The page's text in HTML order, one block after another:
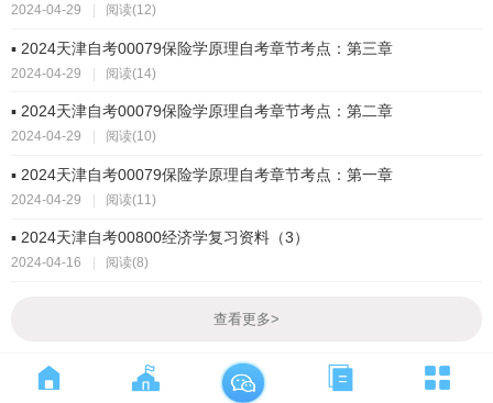
2024-04-29 | 阅读(12)
▪ 2024天津自考00079保险学原理自考章节考点：第三章
2024-04-29 | 阅读(14)
▪ 2024天津自考00079保险学原理自考章节考点：第二章
2024-04-29 阅读(10)
▪ 2024天津自考00079保险学原理自考章节考点：第一章
2024-04-29 | 阅读(11)
▪ 2024天津自考00800经济学复习资料（3）
2024-04-16 阅读(8)
查看更多>